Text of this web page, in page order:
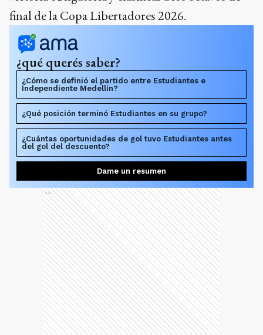
final de la Copa Libertadores 2026.
¿qué querés saber?
¿Cómo se definió el partido entre Estudiantes e
Independiente Medellín?
¿Qué posición terminó Estudiantes en su grupo?
¿Cuántas oportunidades de gol tuvo Estudiantes antes
del gol del descuento?
Dame un resumen
Ads